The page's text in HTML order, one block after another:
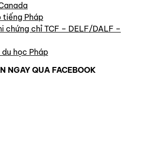
Pháp
chứng chỉ TCF – DELF/DALF –
du học Pháp
NGAY QUA FACEBOOK